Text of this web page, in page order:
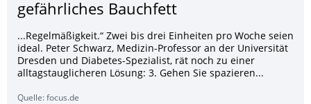
gefährliches Bauchfett
...Regelmäßigkeit.“ Zwei bis drei Einheiten pro Woche seien
ideal. Peter Schwarz, Medizin-Professor an der Universität
Dresden und Diabetes-Spezialist, rät noch zu einer
alltagstauglicheren Lösung: 3. Gehen Sie spazieren...
Quelle: focus.de